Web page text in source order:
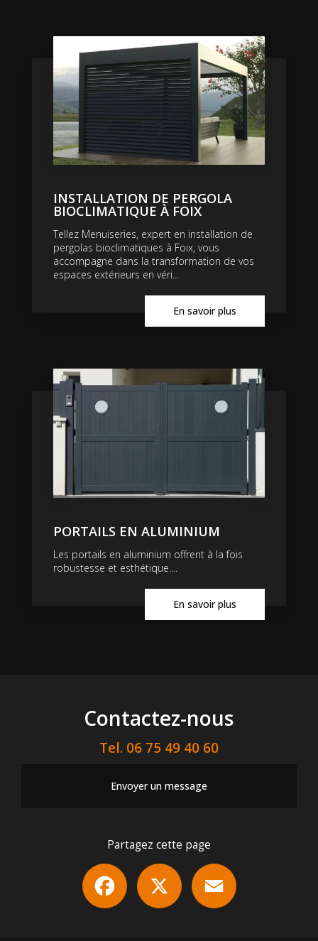
INSTALLATION DE PERGOLA
BIOCLIMATIQUE À FOIX
Tellez Menuiseries, expert en installation de
pergolas bioclimatiques à Foix, vous
accompagne dans la transformation de vos
espaces extérieurs en véri...
En savoir plus
PORTAILS EN ALUMINIUM
Les portails en aluminium offrent à la fois
robustesse et esthétique....
En savoir plus
Contactez-nous
Tel. 06 75 49 40 60
Envoyer un message
Partagez cette page
Facebook